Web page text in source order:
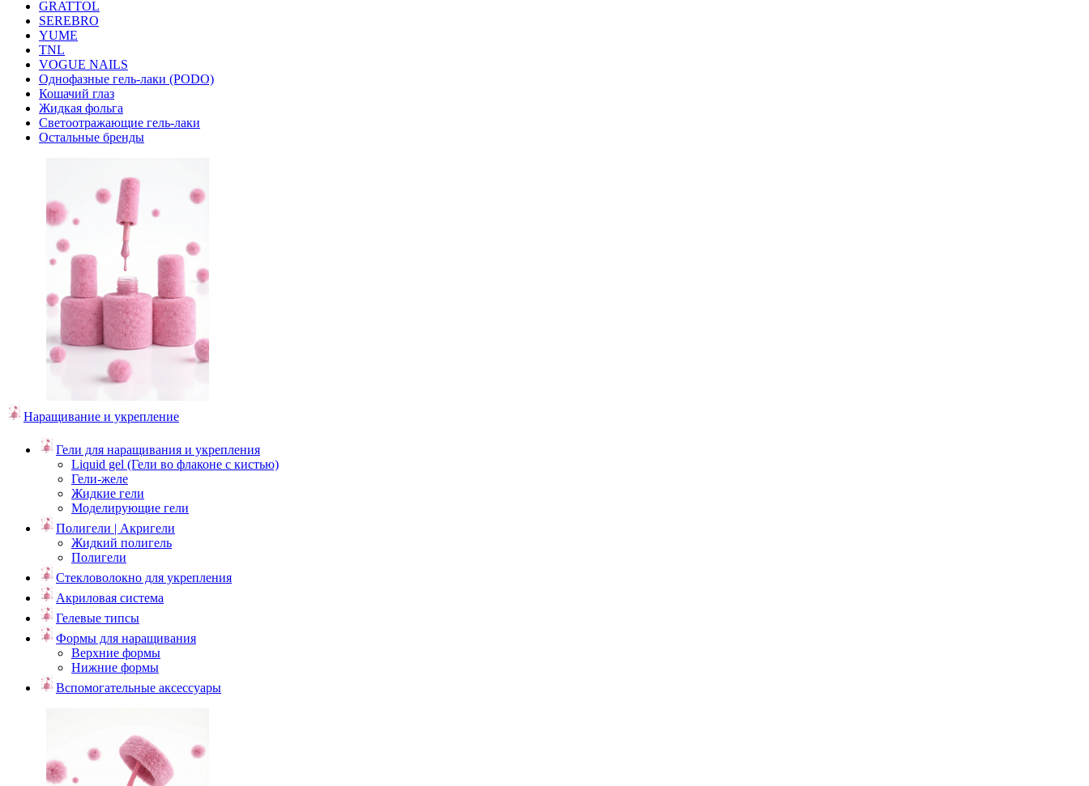
GRATTOL
SEREBRO
YUME
TNL
VOGUE NAILS
Однофазные гель-лаки (PODO)
Кошачий глаз
Жидкая фольга
Светоотражающие гель-лаки
Остальные бренды
Наращивание и укрепление
Гели для наращивания и укрепления
Liquid gel (Гели во флаконе с кистью)
Гели-желе
Жидкие гели
Моделирующие гели
Полигели | Акригели
Жидкий полигель
Полигели
Стекловолокно для укрепления
Акриловая система
Гелевые типсы
Формы для наращивания
Верхние формы
Нижние формы
Вспомогательные аксессуары